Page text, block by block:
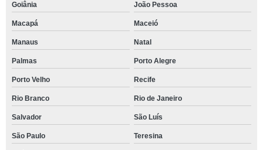
Goiânia João Pessoa
Macapá Maceió
Manaus Natal
Palmas Porto Alegre
Porto Velho Recife
Rio Branco Rio de Janeiro
Salvador São Luís
São Paulo Teresina